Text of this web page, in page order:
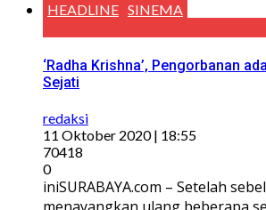
HEADLINE SINEMA
‘Radha Krishna’, Pengorbanan
Sejati
redaksi
11 Oktober 2020 | 18:55
70418
0
iniSURABAYA.com – Setelah